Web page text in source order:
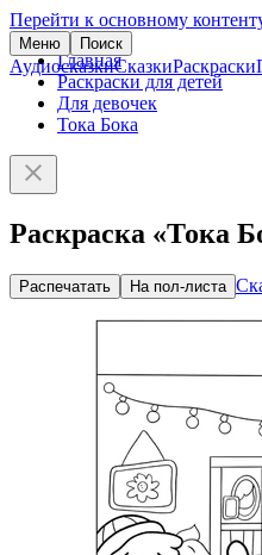
Перейти к основному
Меню Поиск
АудиосказкиСказкиРаскраски
Главная
Раскраски для детей
Для девочек
Тока Бока
Раскраска «Тока
Распечатать На пол-листа